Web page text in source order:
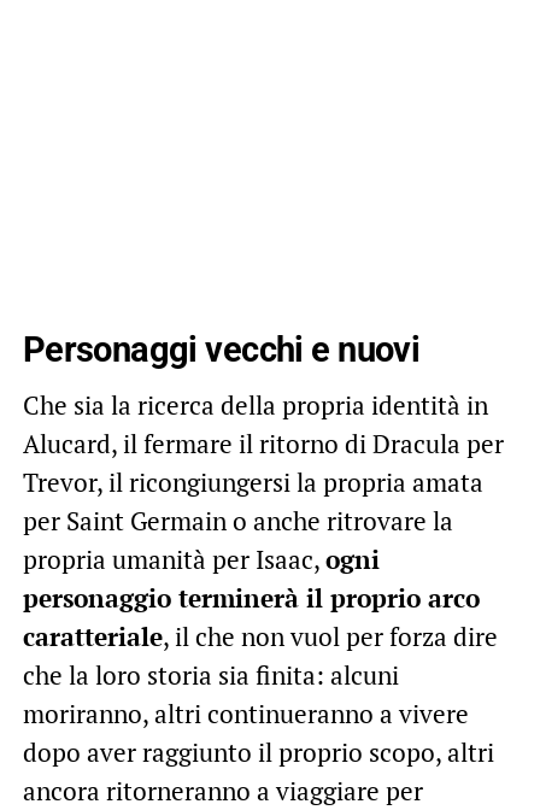
Personaggi vecchi e nuovi
Che sia la ricerca della propria identità in
Alucard, il fermare il ritorno di Dracula per
Trevor, il ricongiungersi la propria amata
per Saint Germain o anche ritrovare la
propria umanità per Isaac,ogni
personaggio terminerà il proprio arco
caratteriale, il che non vuol per forza dire
che la loro storia sia finita: alcuni
moriranno, altri continueranno a vivere
dopo aver raggiunto il proprio scopo, altri
ancora ritorneranno a viaggiare per